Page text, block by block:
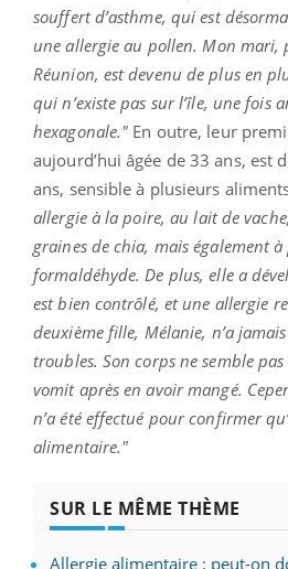
souffert d’asthme, qui est
une allergie au pollen. Mon mari,
Réunion, est devenu de plus en
qui n’existe pas sur l’île, une fois
hexagonale." En outre, leur
aujourd’hui âgée de 33 ans, est
ans, sensible à plusieurs
allergie à la poire, au lait de
graines de chia, mais également
formaldéhyde. De plus, elle a
est bien contrôlé, et une allergie
deuxième fille, Mélanie, n’a
troubles. Son corps ne semble
vomit après en avoir mangé.
n’a été effectué pour confirmer
alimentaire."
SUR LE MÊME THÈME
Allergie alimentaire : peut-on